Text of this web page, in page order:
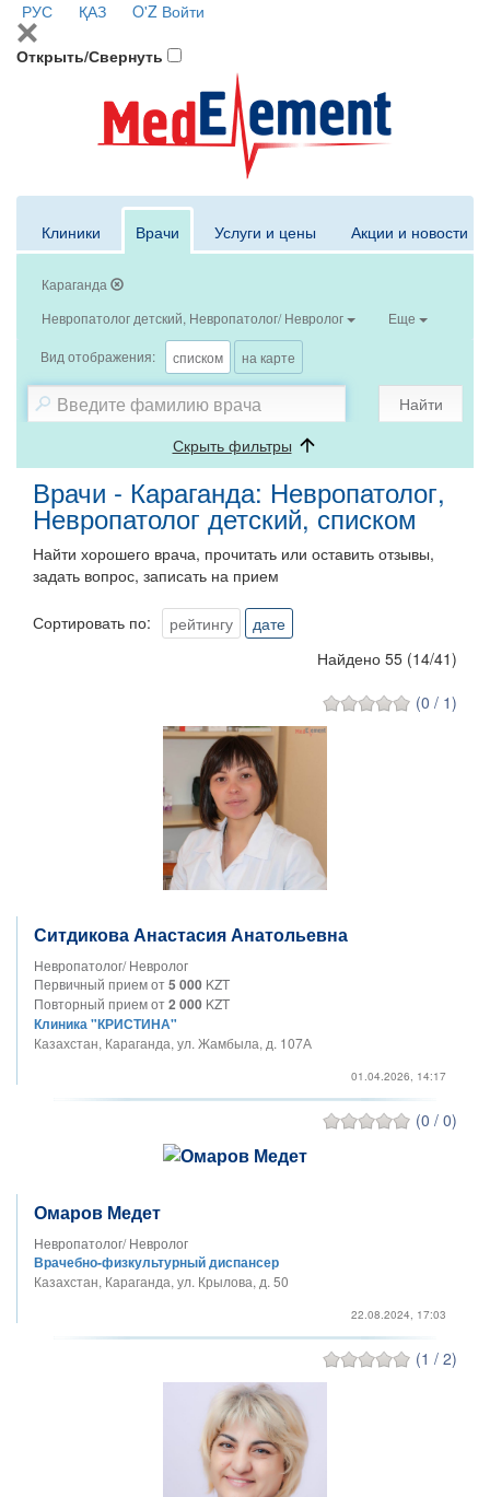
РУС ҚАЗ O'Z Войти
Открыть/Свернуть
Клиники Врачи Услуги и цены Акции и новости
Караганда
Невропатолог детский, Невропатолог/ Невролог
Еще
Вид отображения: списком на карте
Найти
Скрыть фильтры
Врачи - Караганда: Невропатолог,
Невропатолог детский, списком
Найти хорошего врача, прочитать или оставить отзывы,
задать вопрос, записать на прием
Сортировать по: рейтингу
дате
Найдено 55 (14/41)
(0 / 1)
Ситдикова Анастасия Анатольевна
Невропатолог/ Невролог
Первичный прием от5 000 KZT
Повторный прием от2 000 KZT
Клиника "КРИСТИНА"
Казахстан, Караганда, ул. Жамбыла, д. 107А
01.04.2026, 14:17
(0 / 0)
Омаров Медет
Невропатолог/ Невролог
Врачебно-физкультурный диспансер
Казахстан, Караганда, ул. Крылова, д. 50
22.08.2024, 17:03
(1 / 2)